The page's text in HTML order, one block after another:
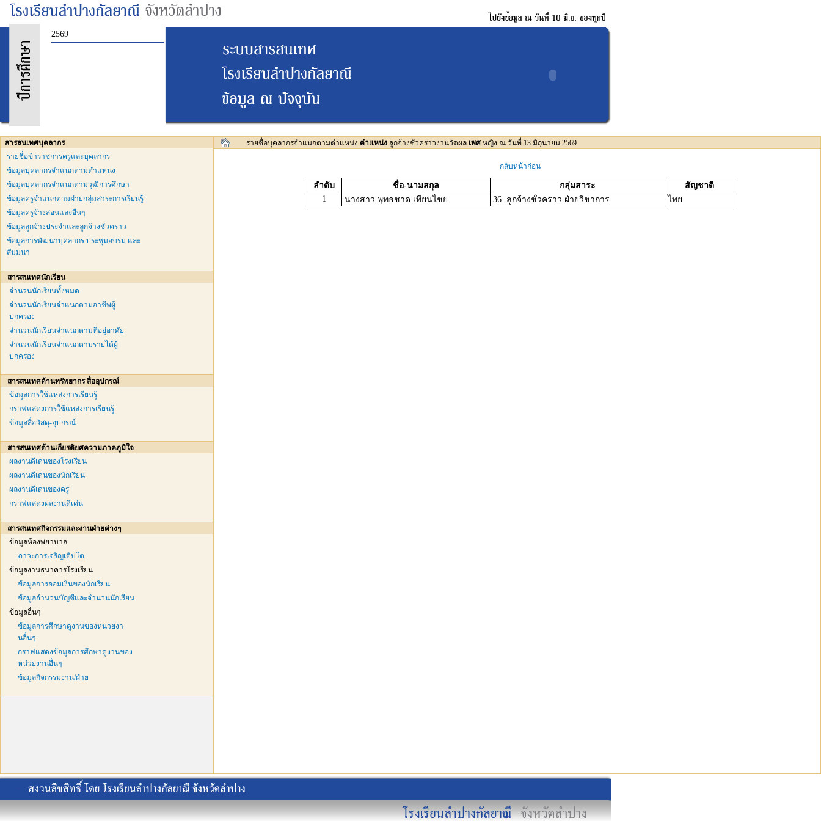
2569
สารสนเทศบุคลากร
รายชื่อข้าราชการครูและบุคลากร
ข้อมูลบุคลากรจำแนกตามตำแหน่ง
ข้อมูลบุคลากรจำแนกตามวุฒิการศึกษา
ข้อมูลครูจำแนกตามฝ่ายกลุ่มสาระการเรียนรู้
ข้อมูลครูจ้างสอนและอื่นๆ
ข้อมูลลูกจ้างประจำและลูกจ้างชั่วคราว
ข้อมูลการพัฒนาบุคลากร ประชุมอบรม และ
สัมมนา
สารสนเทศนักเรียน
จำนวนนักเรียนทั้งหมด
จำนวนนักเรียนจำแนกตามอาชีพผู้
ปกครอง
จำนวนนักเรียนจำแนกตามที่อยู่อาศัย
จำนวนนักเรียนจำแนกตามรายได้ผู้
ปกครอง
สารสนเทศด้านทรัพยากร สื่ออุปกรณ์
ข้อมูลการใช้แหล่งการเรียนรู้
กราฟแสดงการใช้แหล่งการเรียนรู้
ข้อมูลสื่อวัสดุ-อุปกรณ์
สารสนเทศด้านเกียรติยศความภาคภูมิใจ
ผลงานดีเด่นของโรงเรียน
ผลงานดีเด่นของนักเรียน
ผลงานดีเด่นของครู
กราฟแสดงผลงานดีเด่น
สารสนเทศกิจกรรมและงานฝ่ายต่างๆ
ข้อมูลห้องพยาบาล
ภาวะการเจริญเติบโต
ข้อมูลงานธนาคารโรงเรียน
ข้อมูลการออมเงินของนักเรียน
ข้อมูลจำนวนบัญชีและจำนวนนักเรียน
ข้อมูลอื่นๆ
ข้อมูลการศึกษาดูงานของหน่วยงา
นอื่นๆ
กราฟแสดงข้อมูลการศึกษาดูงานของ
หน่วยงานอื่นๆ
ข้อมูลกิจกรรมงาน/ฝ่าย
รายชื่อบุคลากรจำแนกตามตำแหน่ง ตำแหน่ง ลูกจ้างชั่วคราวงานวัดผล เพศ หญิง ณ วันที่ 13 มิถุนายน 2569
กลับหน้าก่อน
ลำดับ ชื่อ-นามสกุล กลุ่มสาระ
สัญชาติ
1
นางสาว พุทธชาด เทียนไชย 36. ลูกจ้างชั่วคราว ฝ่ายวิชาการ ไทย